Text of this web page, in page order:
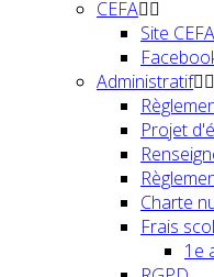
CEFA
Site CEFA
Administratif
Projet
Charte
Frais
1e